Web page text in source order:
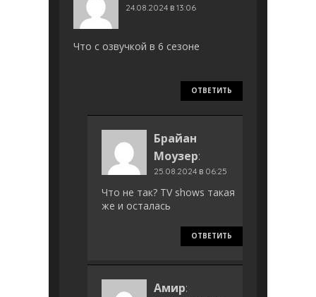
24.08.2024 в 13:06
Что с озвучкой в 6 сезоне
ОТВЕТИТЬ
Брайан
Моузер:
25.08.2024 в 06:25
Что не так? TV shows такая
же и осталась
ОТВЕТИТЬ
Амир: